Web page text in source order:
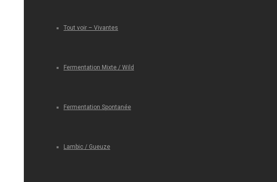
Tout voir – Vivantes
Fermentation Mixte / Wild
Fermentation Spontanée
Lambic / Gueuze